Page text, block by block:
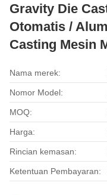
Gravity Die
Otomatis /
Casting Mesin
Nama merek:
Nomor Model:
MOQ:
Harga:
Rincian kemasan:
Ketentuan Pembayaran: